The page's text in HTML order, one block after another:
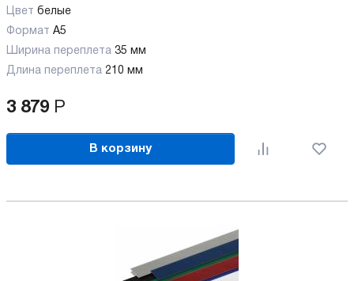
Цвет белые
Формат A5
Ширина переплета 35 мм
Длина переплета 210 мм
3 879 Р
В корзину